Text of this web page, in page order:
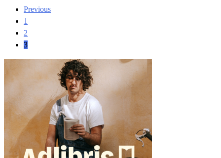
Posts
navigation
Previous
1
2
3